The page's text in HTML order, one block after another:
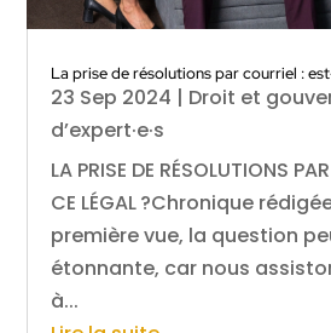
La prise de résolutions par courriel :
23 Sep 2024 | Droit et
d’expert·e·s
LA PRISE DE RÉSOLUTIONS
CE LÉGAL ?Chronique
première vue, la question
étonnante, car nous
à...